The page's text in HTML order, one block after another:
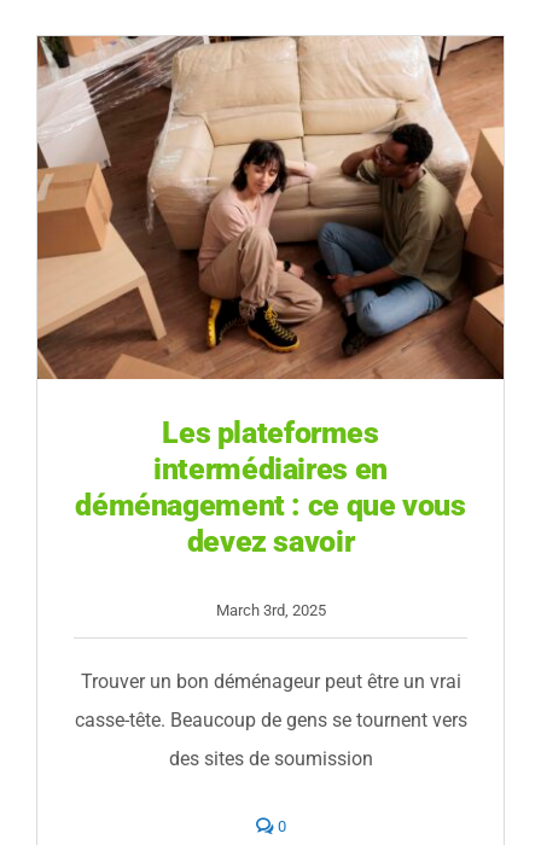
Contact
Les plateformes
intermédiaires en
déménagement : ce que vous
devez savoir
March 3rd, 2025
Trouver un bon déménageur peut être un vrai
casse-tête. Beaucoup de gens se tournent vers
des sites de soumission
0comments